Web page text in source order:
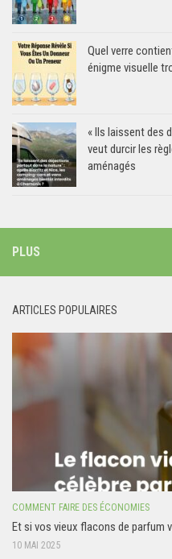
Quel verre
énigme visuelle
« Ils laissent des
veut durcir les
aménagés
PLUS
ARTICLES POPULAIRES
COMMENT FAIRE DES ÉCONOMIES
Et si vos vieux flacons de parfum
10 MAI 2025